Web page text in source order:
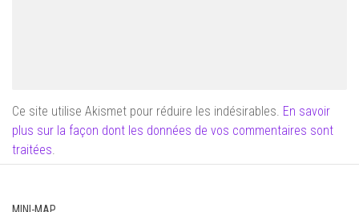
Ce site utilise Akismet pour réduire les indésirables. En savoir
plus sur la façon dont les données de vos commentaires sont
traitées
MINI-MAP